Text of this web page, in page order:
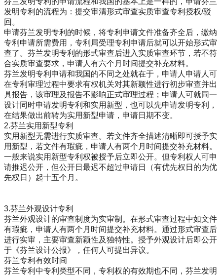
发明专利的流程为：提交审清形式审查实质审查专利授权/驳
回。
申请芬兰发明专利的时候，将专利申请文件准备齐全后，缴纳
专利申请所需费用，专利局受理专利申请后就可以开始形式审
查了。芬兰发明专利的形式审查后进入实质审查环节，若不符
合实质审查要求，申请人有六个月时间提交补充材料。
芬兰发明专利申请和我国的不同之处就在于，申请人申请人可
在专利审理过程中要求有权机关对其新颖性进行初步审查并出
具报告，该审理及报告不影响正式审理过程；申请人可就同一
设计同时申请发明专利和实用新型，也可以先申请发明专利，
在结果做出前转为实用新型申请，申请日期不变。
2.芬兰实用新型专利
实用新型无需进行实质审查。若文件齐全描述清晰即可授予实
用新型，若文件有瑕疵，申请人有两个月时间提交补充材料。
一般来说实用新型专利权被授予后立即公开。但专利权人可申
请推迟公开，但公开日最迟不超过申请日（有优先权日的为优
先权日）起十五个月。
3.芬兰外观设计专利
芬兰外观设计的审查制度为实审制。在形式审查过程中如文件
有瑕疵，申请人有两个月时间提交补充材料。通过形式审查后
进行实审，主要审查新颖性及独特性。授予外观设计后即公开
于《芬兰设计公报》，任何人可提出异议。
芬兰专利有效时间
芬兰专利中专利类型不同，专利权的有效期也不同，芬兰发明